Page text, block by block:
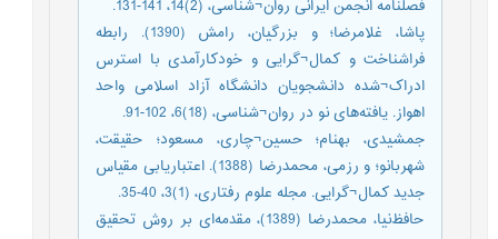
فصلنامه انجمن ایرانی روان¬شناسی، (2)14، 141-131.
پاشا، غلامرضا؛ و بزرگیان، رامش (1390). رابطه
فراشناخت و کمال¬گرایی و خودکارآمدی با استرس
ادراک¬شده دانشجویان دانشگاه آزاد اسلامی واحد
اهواز. یافته‌های نو در روان¬شناسی، (18)6، 102-91.
جمشیدی، بهنام؛ حسین¬چاری، مسعود؛ حقیقت،
شهربانو؛ و رزمی، محمدرضا (1388). اعتباریابی مقیاس
جدید کمال¬گرایی. مجله علوم رفتاری، (1)3، 40-35.
حافظ‌نیا، محمدرضا (1389)، مقدمه‌ای بر روش تحقیق